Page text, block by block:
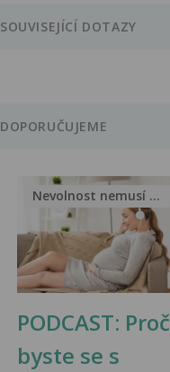
SOUVISEJÍCÍ DOTAZY
DOPORUČUJEME
PODCAST: Proč
byste se s
Nevolnost nemusí být nutnou...